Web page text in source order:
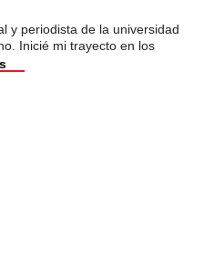
y periodista de la universidad
Inicié mi trayecto en los